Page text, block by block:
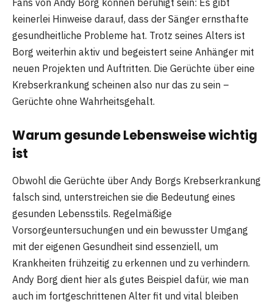
keinerlei Hinweise darauf, dass der Sänger ernsthafte
gesundheitliche Probleme hat. Trotz seines Alters ist
Borg weiterhin aktiv und begeistert seine Anhänger mit
neuen Projekten und Auftritten. Die Gerüchte über eine
Krebserkrankung scheinen also nur das zu sein –
Gerüchte ohne Wahrheitsgehalt.
Warum gesunde Lebensweise wichtig
ist
Obwohl die Gerüchte über Andy Borgs Krebserkrankung
falsch sind, unterstreichen sie die Bedeutung eines
gesunden Lebensstils. Regelmäßige
Vorsorgeuntersuchungen und ein bewusster Umgang
mit der eigenen Gesundheit sind essenziell, um
Krankheiten frühzeitig zu erkennen und zu verhindern.
Andy Borg dient hier als gutes Beispiel dafür, wie man
auch im fortgeschrittenen Alter fit und vital bleiben